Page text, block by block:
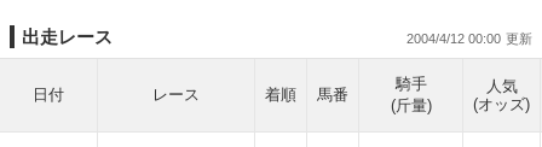
出走レース 2004/4/12 00:00
日付 レース 着順 馬番
騎手
(斤量)
人気
(オッズ)